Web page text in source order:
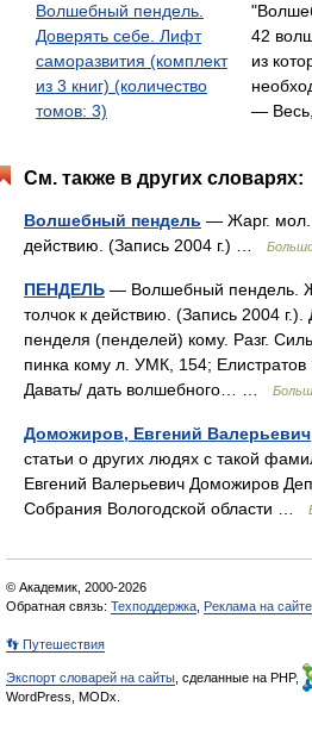
Волшебный пендель.
Доверять себе. Лифт
саморазвития (комплект
из 3 книг) (количество
томов: 3)
42
из
— Весь,
См. также в других словарях:
Волшебный пендель — Жарг. мол.
действию. (Запись 2004 г.) …
ПЕНДЕЛЬ — Волшебный пендель.
толчок к действию. (Запись 2004 г.).
пенделя (пенделей) кому. Разг.
пинка кому л. УМК, 154;
Давать/ дать волшебного… …
Доможиров, Евгений Валерьевич
статьи о других людях с такой
Евгений Валерьевич Доможиров
Собрания Вологодской области …
© Академик, 2000-2026
Обратная связь: Техподдержка Реклама на сайте
👣 Путешествия
Экспорт словарей на сайты , сделанные на PHP,
WordPress, MODx.